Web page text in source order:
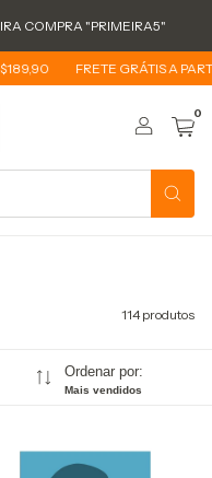
COMPRA "PRIMEIRA5"
FRETE GRÁTIS A PARTIR DE
0
114 produtos
Ordenar por:
Mais vendidos